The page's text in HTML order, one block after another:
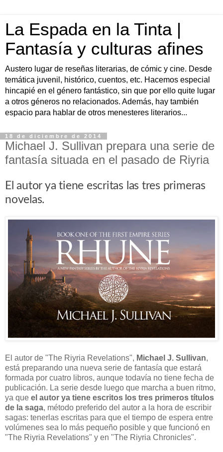
La Espada en la Tinta |
Fantasía y culturas afines
Austero lugar de reseñas literarias, de cómic y cine. Desde
temática juvenil, histórico, cuentos, etc. Hacemos especial
hincapié en el género fantástico, sin que por ello quite lugar
a otros géneros no relacionados. Además, hay también
espacio para hablar de otros menesteres literarios...
18 de diciembre de 2014
Michael J. Sullivan prepara una serie de
fantasía situada en el pasado de Riyria
El autor ya tiene escritas las tres primeras
novelas.
El autor de "The Riyria Revelations", Michael J. Sullivan,
está preparando una nueva serie de fantasía que estará
formada por cuatro libros, aunque todavía no tiene fecha de
publicación. La serie desde luego que marcha a buen ritmo,
ya que el autor ya tiene escritos los tres primeros títulos
de la saga, método preferido del autor a la hora de escribir
sagas: tenerlas escritas para que el tiempo de espera entre
volúmenes sea lo más pequeño posible y que funcionó en
"The Riyria Revelations" y en "The Riyria Chronicles".